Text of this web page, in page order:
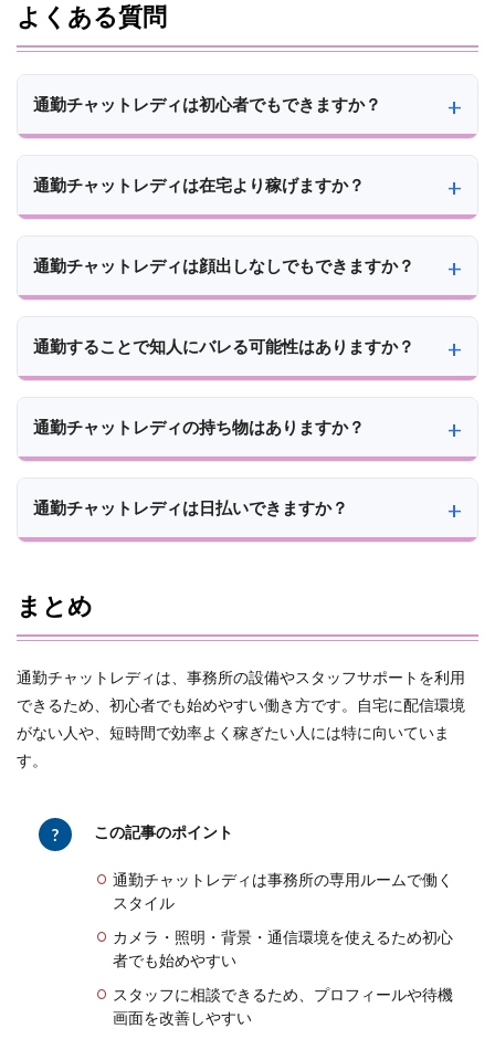
よくある質問
通勤チャットレディは初心者でもできますか？
通勤チャットレディは在宅より稼げますか？
通勤チャットレディは顔出しなしでもできますか？
通勤することで知人にバレる可能性はありますか？
通勤チャットレディの持ち物はありますか？
通勤チャットレディは日払いできますか？
まとめ
通勤チャットレディは、事務所の設備やスタッフサポートを利用
できるため、初心者でも始めやすい働き方です。自宅に配信環境
がない人や、短時間で効率よく稼ぎたい人には特に向いていま
す。
この記事のポイント
通勤チャットレディは事務所の専用ルームで働く
スタイル
カメラ・照明・背景・通信環境を使えるため初心
者でも始めやすい
スタッフに相談できるため、プロフィールや待機
画面を改善しやすい